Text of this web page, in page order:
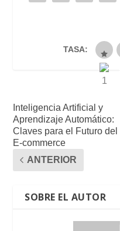
TASA:
Inteligencia Artificial y
Aprendizaje Automático:
Claves para el Futuro del
E-commerce
ANTERIOR
SOBRE EL AUTOR